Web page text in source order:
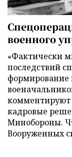
военного
«Фактически
последствий
формирование
кадровые
Минобороны.
Вооруженных